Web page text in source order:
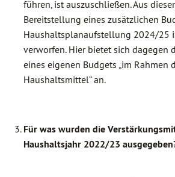
führen, ist auszuschließen. Aus
Bereitstellung eines zusätzlichen
Haushaltsplanaufstellung 2024/25
verworfen. Hier bietet sich dagegen
eines eigenen Budgets „im Rahmen
Haushaltsmittel“ an.
Für was wurden die
Haushaltsjahr 2022/23